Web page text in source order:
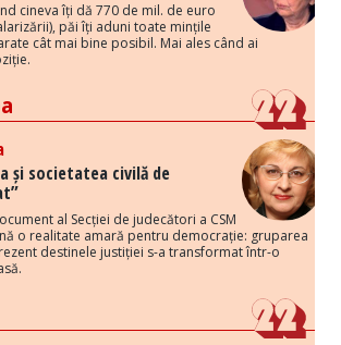
cineva îți dă 770 de mil. de euro
păi îți aduni toate mințile
cât mai bine posibil. Mai ales când ai
și societatea civilă de
al Secției de judecători a CSM
o realitate amară pentru democrație: gruparea
destinele justiției s-a transformat într-o